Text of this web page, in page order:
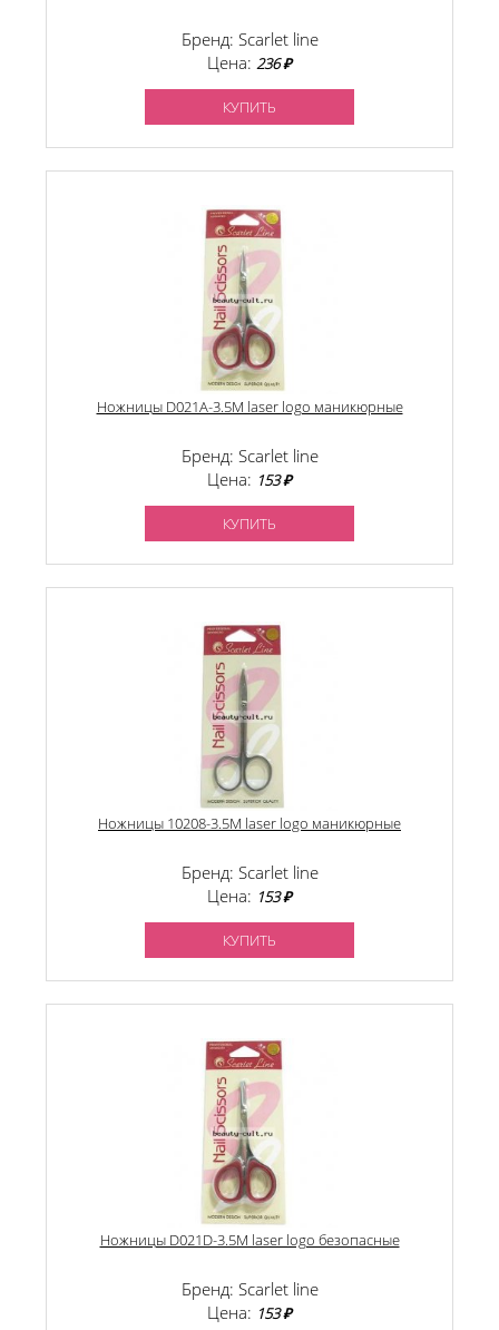
Бренд: Scarlet line
Цена: 236 ₽
КУПИТЬ
Ножницы D021A-3.5M laser logo маникюрные
Бренд: Scarlet line
Цена: 153 ₽
КУПИТЬ
Ножницы 10208-3.5M laser logo маникюрные
Бренд: Scarlet line
Цена: 153 ₽
КУПИТЬ
Ножницы D021D-3.5M laser logo безопасные
Бренд: Scarlet line
Цена: 153 ₽